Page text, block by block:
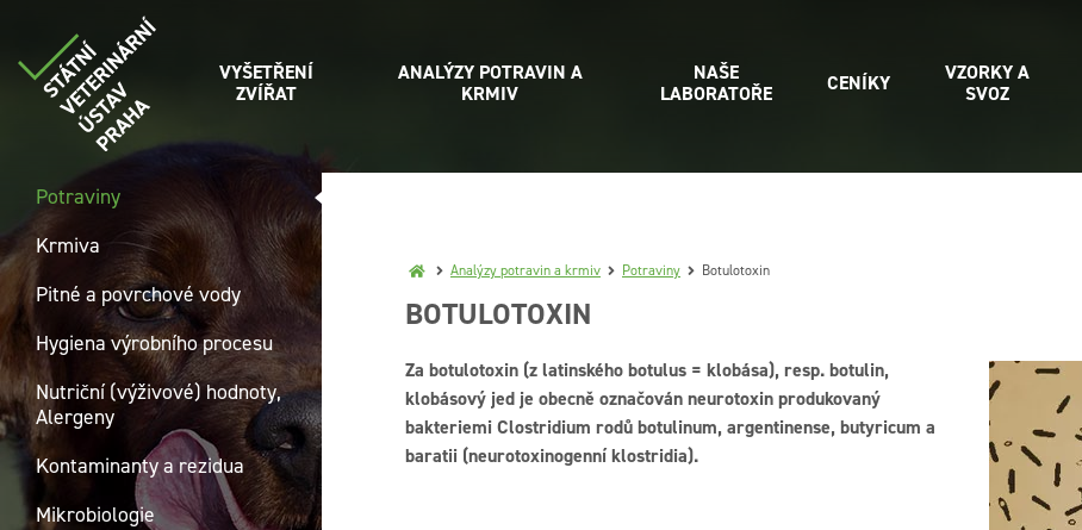
VYŠETŘENÍ
ZVÍŘAT
ANALÝZY POTRAVIN A
KRMIV
NAŠE
LABORATOŘE
CENÍKY
VZORKY A
SVOZ
Analýzy potravin a krmiv Potraviny Botulotoxin
BOTULOTOXIN
Za botulotoxin (z latinského botulus = klobása), resp. botulin,
klobásový jed je obecně označován neurotoxin produkovaný
bakteriemi Clostridium rodů botulinum, argentinense, butyricum a
baratii (neurotoxinogenní klostridia).
Potraviny
Krmiva
Pitné a povrchové vody
Hygiena výrobního procesu
Nutriční (výživové) hodnoty,
Alergeny
Kontaminanty a rezidua
Mikrobiologie